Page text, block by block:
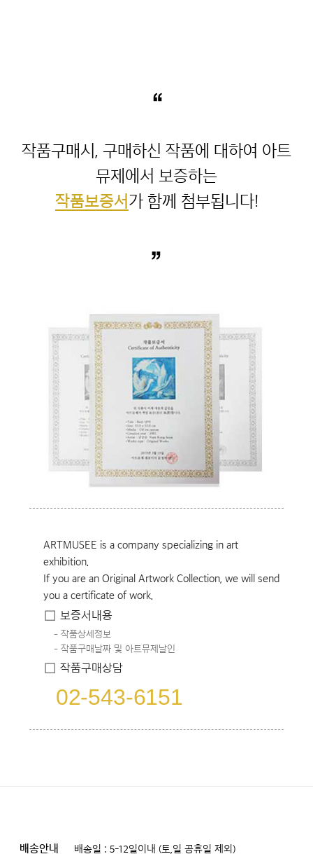
“
작품구매시, 구매하신 작품에 대하여 아트
작품보증서
”
ARTMUSEE is a company specializing in art
exhibition.
If you are an Original Artwork Collection, we will send
you a certificate of work.
보증서내용
작품상세정보
작품구매날짜 및 아트뮤제날인
작품구매상담
02-543-6151
배송안내
배송일 : 5-12일이내 (토,일 공휴일 제외)